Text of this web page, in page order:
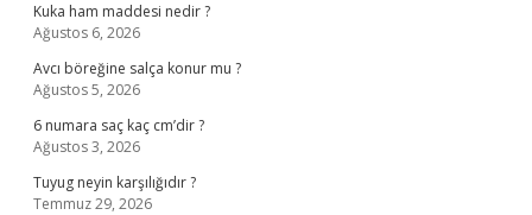
Kuka ham maddesi nedir ?
Ağustos 6, 2026
Avcı böreğine salça konur mu ?
Ağustos 5, 2026
6 numara saç kaç cm’dir ?
Ağustos 3, 2026
Tuyug neyin karşılığıdır ?
Temmuz 29, 2026